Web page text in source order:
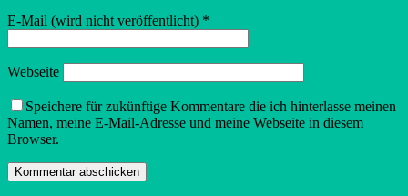
E-Mail (wird nicht veröffentlicht) *
Webseite
Speichere für zukünftige Kommentare die ich hinterlasse meinen
Namen, meine E-Mail-Adresse und meine Webseite in diesem
Browser.